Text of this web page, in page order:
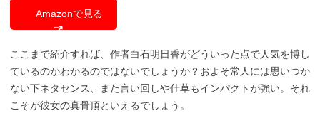
Amazonで見る
ここまで紹介すれば、作者白石明日香がどういった点で人気を博し
ているのかわかるのではないでしょうか？およそ常人には思いつか
ない下ネタセンス、また言い回しや仕草もインパクトが強い。それ
こそが彼女の真骨頂といえるでしょう。